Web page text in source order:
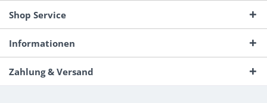
Shop Service
Informationen
Zahlung & Versand